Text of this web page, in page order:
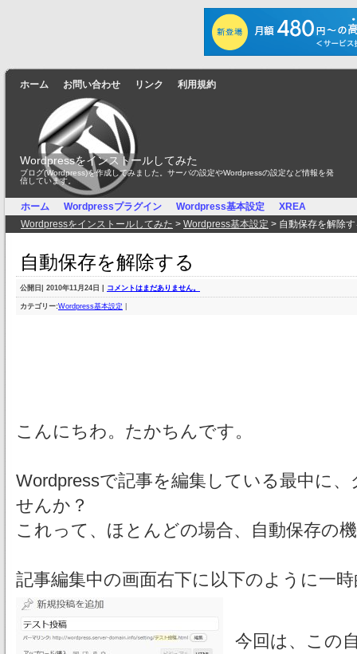
ホーム お問い合わせ リンク 利用規約
Wordpressをインストールしてみた
ブログ(Wordpress)を作成してみました。サーバの設定やWordpressの設定など情報を発
信しています。
ホーム Wordpressプラグイン Wordpress基本設定
XREA
Wordpressをインストールしてみた > Wordpress基本設定 > 自動保存を解除
自動保存を解除する
公開日 | 2010年11月24日 | コメントはまだありません。
カテゴリー:Wordpress基本設定
こんにちわ。たかちんです。
Wordpressで記事を編集している最中に
せんか？
これって、ほとんどの場合、自動保存の
記事編集中の画面右下に以下のように一
今回は、この